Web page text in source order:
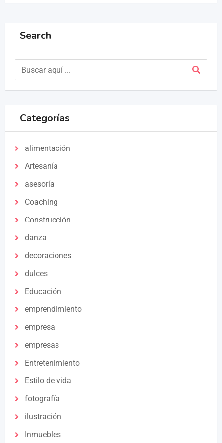
Search
Categorías
alimentación
Artesanía
asesoría
Coaching
Construcción
danza
decoraciones
dulces
Educación
emprendimiento
empresa
empresas
Entretenimiento
Estilo de vida
fotografía
ilustración
Inmuebles